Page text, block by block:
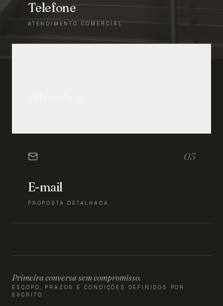
Telefone
ATENDIMENTO COMERCIAL
03
E-mail
PROPOSTA DETALHADA
Primeira conversa sem compromisso.
ESCOPO, PRAZOS E CONDIÇÕES DEFINIDOS POR
ESCRITO